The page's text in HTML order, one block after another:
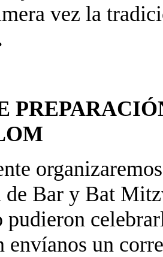
vez la
de Bar y Bat
pudieron
envíanos un